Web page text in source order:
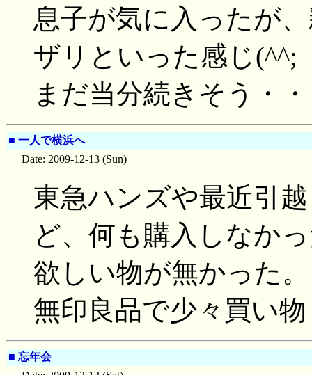
息子が気に入ったが
ザリといった感じ(^^;
まだ当分続きそう・
■ 一人で横浜へ
Date: 2009-12-13 (Sun)
東急ハンズや最近引
ど、何も購入しなか
欲しい物が無かった。
無印良品で少々買い
■ 忘年会